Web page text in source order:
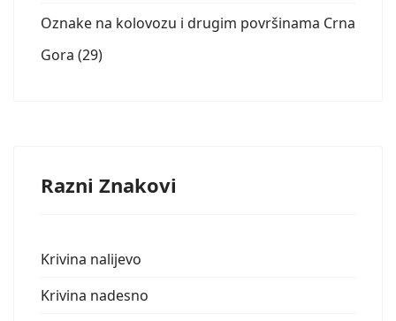
Oznake na kolovozu i drugim površinama Crna
Gora (29)
Razni Znakovi
Krivina nalijevo
Krivina nadesno